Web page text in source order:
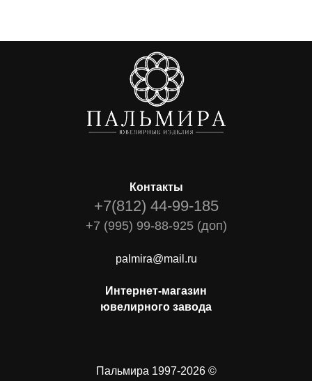
Контакты
+7(812) 44-99-185
+7 (995) 99-88-925 (доп)
palmira@mail.ru
Интернет-магазин
ювелирного завода
Пальмира 1997-2026 ©